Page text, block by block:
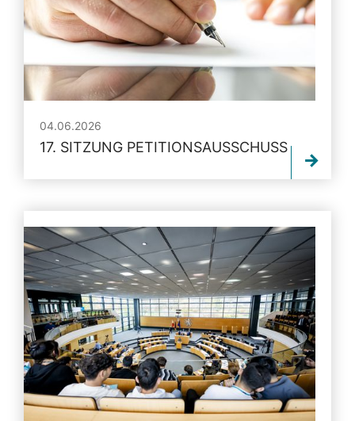
04.06.2026
17. SITZUNG PETITIONSAUSSCHUSS